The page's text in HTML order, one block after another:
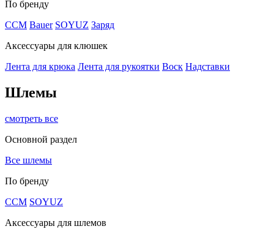
По бренду
CCM Bauer SOYUZ Заряд
Аксессуары для клюшек
Лента для крюка Лента для рукоятки Воск Надставки
Шлемы
смотреть все
Основной раздел
Все шлемы
По бренду
CCM SOYUZ
Аксессуары для шлемов